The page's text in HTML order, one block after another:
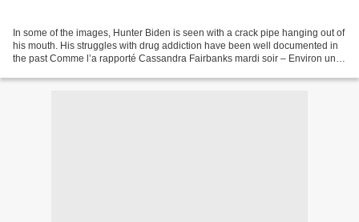
In some of the images, Hunter Biden is seen with a crack pipe hanging out of
his mouth. His struggles with drug addiction have been well documented in
the past Comme l’a rapporté Cassandra Fairbanks mardi soir – Environ un